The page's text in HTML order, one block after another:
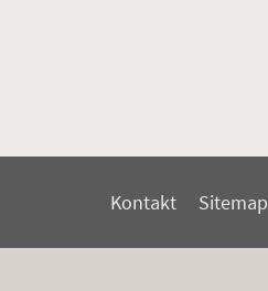
Kontakt Sitemap